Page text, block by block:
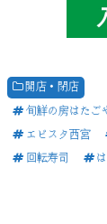
開店・閉店
旬鮮の房はたご
エビスタ西宮
回転寿司